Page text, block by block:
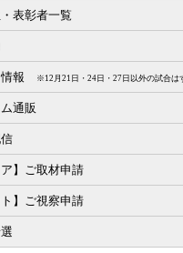
表彰者一覧
情報 ※12月21日・24日・27日以外の試合は
通販
ア】ご取材申請
ト】ご視察申請